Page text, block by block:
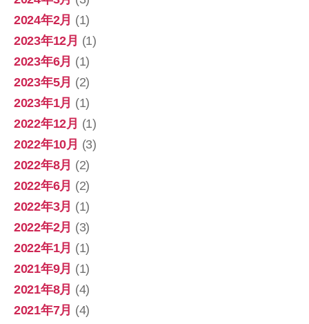
2024年2月 (1)
2023年12月 (1)
2023年6月 (1)
2023年5月 (2)
2023年1月 (1)
2022年12月 (1)
2022年10月 (3)
2022年8月 (2)
2022年6月 (2)
2022年3月 (1)
2022年2月 (3)
2022年1月 (1)
2021年9月 (1)
2021年8月 (4)
2021年7月 (4)